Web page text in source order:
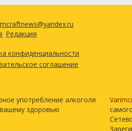
Редакция
конфиденциальности
соглашение
употребление алкоголя
здоровью